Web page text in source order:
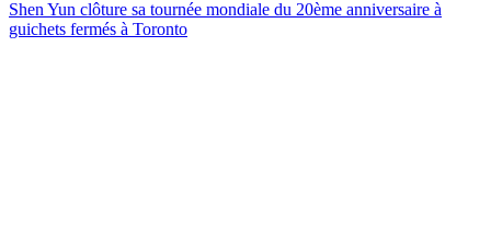
Shen Yun clôture sa tournée mondiale du 20ème anniversaire à
guichets fermés à Toronto